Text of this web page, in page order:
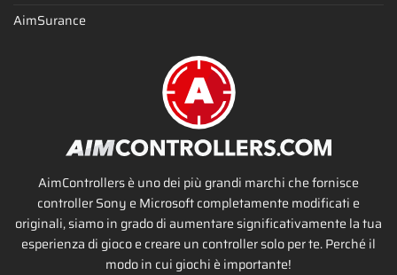
AimSurance
AimControllers è uno dei più grandi marchi che fornisce
controller Sony e Microsoft completamente modificati e
originali, siamo in grado di aumentare significativamente la tua
esperienza di gioco e creare un controller solo per te. Perché il
modo in cui giochi è importante!